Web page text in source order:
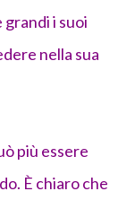
grandi i suoi
nella sua
più essere
È chiaro che